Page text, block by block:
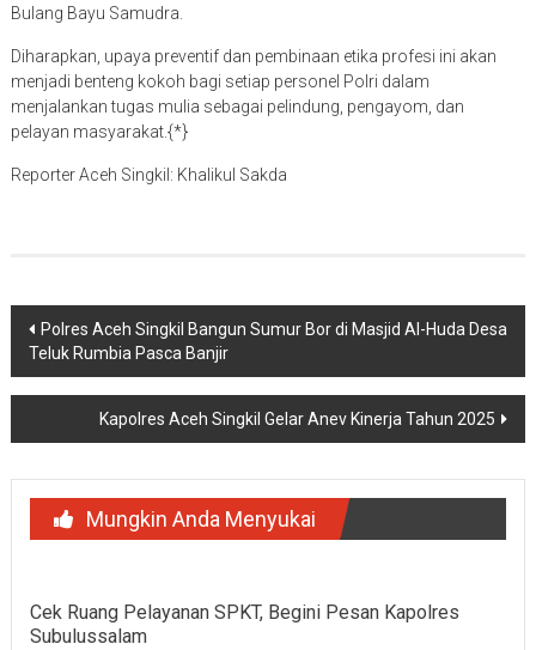
Bulang Bayu Samudra.
Diharapkan, upaya preventif dan pembinaan etika profesi ini akan
menjadi benteng kokoh bagi setiap personel Polri dalam
menjalankan tugas mulia sebagai pelindung, pengayom, dan
pelayan masyarakat.{*}
Reporter Aceh Singkil: Khalikul Sakda
Navigasi
pos
Polres Aceh Singkil Bangun Sumur Bor di Masjid Al-Huda Desa
Teluk Rumbia Pasca Banjir
Kapolres Aceh Singkil Gelar Anev Kinerja Tahun 2025
Mungkin Anda Menyukai
Cek Ruang Pelayanan SPKT, Begini Pesan Kapolres
Subulussalam